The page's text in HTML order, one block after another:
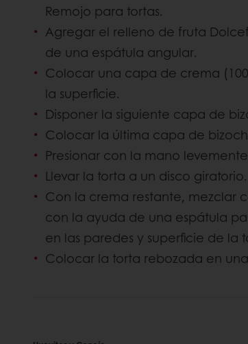
Remojo para tortas.
Agregar el relleno de fruta
de una espátula angular.
Colocar una capa de crema
la superficie.
Disponer la siguiente capa de
Colocar la última capa de
Presionar con la mano
Llevar la torta a un disco giratorio.
Con la crema restante, mezclar
con la ayuda de una espátula
en las paredes y superficie de la
Colocar la torta rebozada en